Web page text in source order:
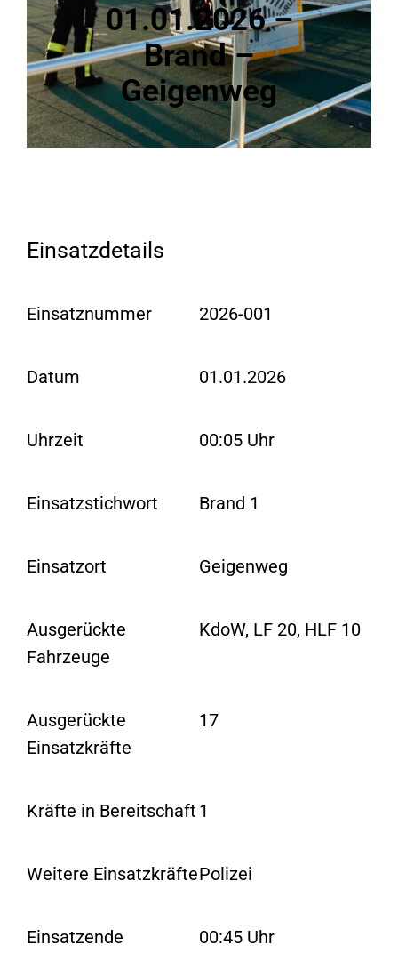
01.01.2026 –
Brand –
Geigenweg
Einsatzdetails
Einsatznummer 2026-001
Datum 01.01.2026
Uhrzeit 00:05 Uhr
Einsatzstichwort Brand 1
Einsatzort Geigenweg
Ausgerückte
Fahrzeuge
KdoW, LF 20, HLF 10
Ausgerückte
Einsatzkräfte
17
Kräfte in Bereitschaft 1
Weitere EinsatzkräftePolizei
Einsatzende 00:45 Uhr